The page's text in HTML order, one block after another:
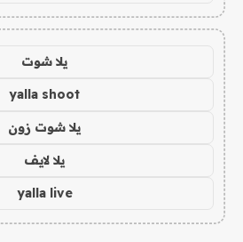
يلا شوت
yalla shoot
يلا شوت زون
يلا لايف
yalla live